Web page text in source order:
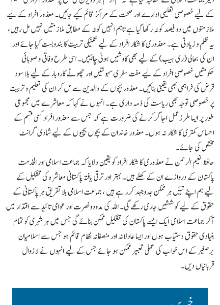
کے لیے خصوصی تعلیمی ادارے اور صحت کے مراکز قائم کیے جائیں۔ معذور افراد کے لیے
ملازمتوں میں دو فیصد کوٹہ رکھا گیا ہے تاہم انہیں کوٹہ کے مطابق ملازمتیں نہیں مل رہیں،
یہ ظلم و زیادتی ہے۔ معذوری کا شکار افراد کے لیے تکنیکی تربیت کا بندوبست کیا جائے اور
ان کی بحالی (ری ہیب) کے لیے بھی کاوشیں ہونی چاہییں۔ اسی طرح وفاقی و صوبائی
حکومتیں خصوصی افراد کے لیے مفت سفری سہولتیں اور چھوٹے کاروبار کے لیے بلا سود
قرض کی فراہمی بھی یقینی بنائیں۔ معذور بچوں کے والدین سے مل کر ان کی تعلیم و تربیت
پر خصوصی توجہ بھی ریاست کی ذمہ داری ہے۔ انہوں نے کہا کہ معاشرے میں مجموعی
طور پر ایسا طرزعمل اجاگر کرنے کی ضرورت ہے کہ جس سے معذور افراد کسی قسم کے
احساس کمتری کا شکار نہ ہوں۔ معذور خاندان کے بچوں بچیوں کے لیے شادی گرانٹ
مختص کی جائے۔
حافظ نعیم الرحمن نے معذوری کا شکار افراد کو یقین دلایا کہ جماعت اسلامی اور الخدمت
پاکستان کے دروازے ان کے کھلے ہیں۔ بہتر اور ترقی یافتہ پاکستانی معاشرہ کی تشکیل کے
لیے ہم اپنے تئیں ہر ممکن جدوجہد کرر ہے ہیں ، جماعت اسلامی بلا تقریق ہر پاکستانی کے
حقوق کے لیے کوششیں جاری رکھے گی۔ اللہ کی مدودونصرت اور عوامی تائید سے اقتدار میں
آکر جماعت اسلامی ایک ایسے پاکستان کی تشکیل ممکن بنائے گی جس میں ہر شہری کو تمام
بنیادی حقوق دستیاب ہوں اور ایسا عادلانہ اور منصفانہ نظام قائم ہو جس سے اسلامیان
برصغیر کے اس خواب کی عملی تعبیر ممکن ہو جائے جس کے لیے انہوں نے لازوال
قربانیاں دیں۔